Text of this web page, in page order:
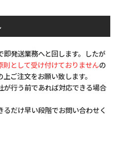
即発送業務へと回します。したが
則として受け付けておりませんの
ご注文をお願い致します。
が行う前であれば対応できる場合
だけ早い段階でお問い合わせく